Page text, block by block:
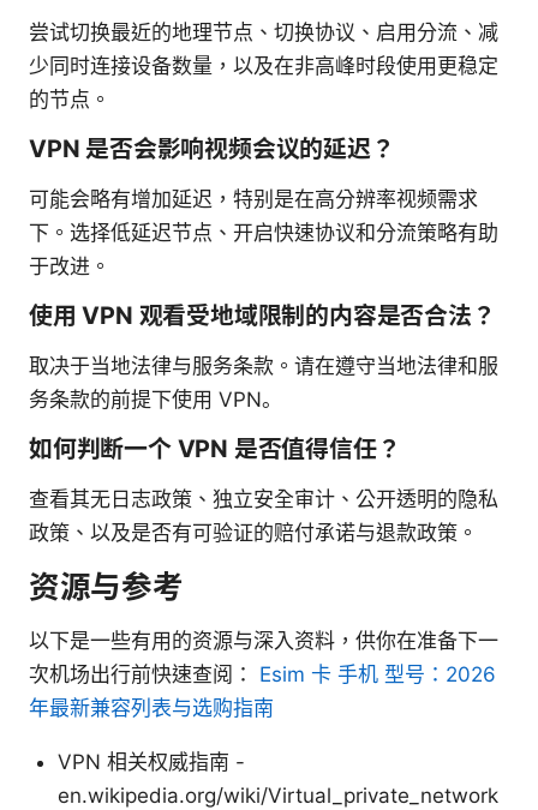
尝试切换最近的地理节点、切换协议、启用分流、减
少同时连接设备数量，以及在非高峰时段使用更稳定
的节点。
VPN 是否会影响视频会议的延迟？
可能会略有增加延迟，特别是在高分辨率视频需求
下。选择低延迟节点、开启快速协议和分流策略有助
于改进。
使用 VPN 观看受地域限制的内容是否合法？
取决于当地法律与服务条款。请在遵守当地法律和服
务条款的前提下使用 VPN。
如何判断一个 VPN 是否值得信任？
查看其无日志政策、独立安全审计、公开透明的隐私
政策、以及是否有可验证的赔付承诺与退款政策。
资源与参考
以下是一些有用的资源与深入资料，供你在准备下一
次机场出行前快速查阅： Esim 卡 手机 型号：2026
年最新兼容列表与选购指南
VPN 相关权威指南 -
en.wikipedia.org/wiki/Virtual_private_network